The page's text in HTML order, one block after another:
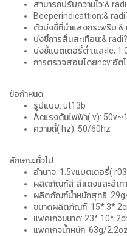
สามารถปรับความไว:&
Beeperindicattion:&
ตัวบ่งชี้ที่นำแสงกระพริบ:&
บ่งชี้การสั่นสะเทือน:&
บ่งชี้แบตเตอรี่ต่ำ:และle;
การตรวจสอบโดยncv:อัต
ข้อกำหนด:
รูปแบบ: ut13b
Acแรงดันไฟฟ้า( v):
ความถี่( hz): 50/60hz
ลักษณะทั่วไป:
อำนาจ: 1.5vแบตเตอรี่(
ผลิตภัณฑ์สี:สีแดงและสีเทา
ผลิตภัณฑ์น้ำหนักสุทธิ:
ขนาดผลิตภัณฑ์: 15* 3*
แพคเกจขนาด: 23* 10*
แพคเกจน้ำหนัก: 63g/2.2oz